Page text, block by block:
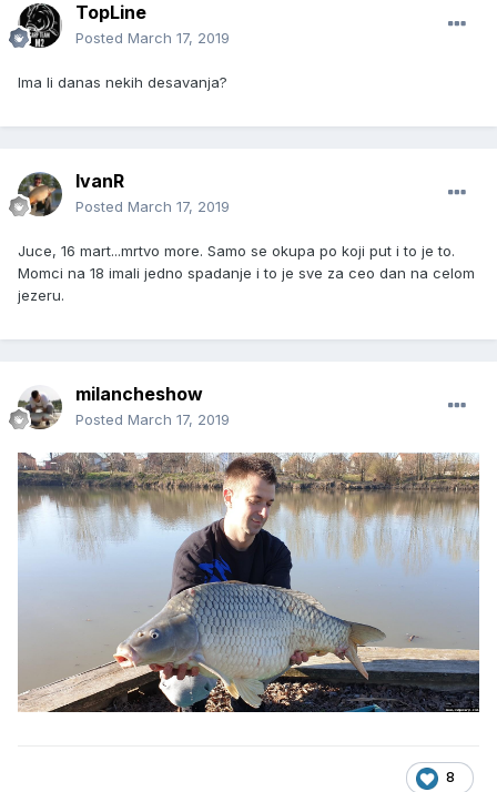
TopLine
Posted March 17, 2019
Ima li danas nekih desavanja?
IvanR
Posted March 17, 2019
Juce, 16 mart...mrtvo more. Samo se okupa po koji put i to je to.
Momci na 18 imali jedno spadanje i to je sve za ceo dan na celom
jezeru.
milancheshow
Posted March 17, 2019
8